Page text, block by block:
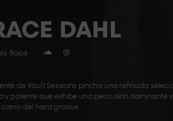
DAHL
Bajos
de Vault Sessions pincha una refinada
y potente que exhibe una percusión dominante
del hard groove.